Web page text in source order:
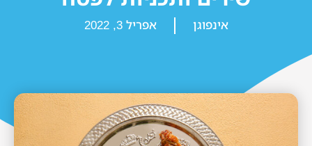
אינפוגן אפריל 3, 2022